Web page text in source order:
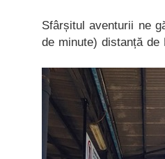
Sfârșitul aventurii ne
de minute) distanță